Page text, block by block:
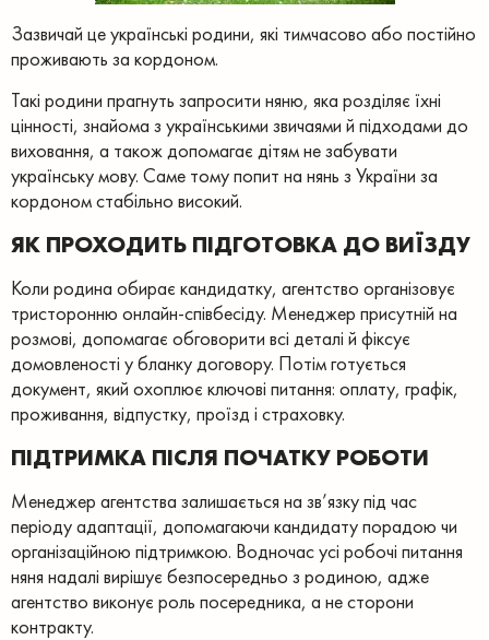
Зазвичай це українські родини, які тимчасово або постійно
проживають за кордоном.
Такі родини прагнуть запросити няню, яка розділяє їхні
цінності, знайома з українськими звичаями й підходами до
виховання, а також допомагає дітям не забувати
українську мову. Саме тому попит на нянь з України за
кордоном стабільно високий.
ЯК ПРОХОДИТЬ ПІДГОТОВКА ДО ВИЇЗДУ
Коли родина обирає кандидатку, агентство організовує
тристоронню онлайн-співбесіду. Менеджер присутній на
розмові, допомагає обговорити всі деталі й фіксує
домовленості у бланку договору. Потім готується
документ, який охоплює ключові питання: оплату, графік,
проживання, відпустку, проїзд і страховку.
ПІДТРИМКА ПІСЛЯ ПОЧАТКУ РОБОТИ
Менеджер агентства залишається на зв’язку під час
періоду адаптації, допомагаючи кандидату порадою чи
організаційною підтримкою. Водночас усі робочі питання
няня надалі вирішує безпосередньо з родиною, адже
агентство виконує роль посередника, а не сторони
контракту.